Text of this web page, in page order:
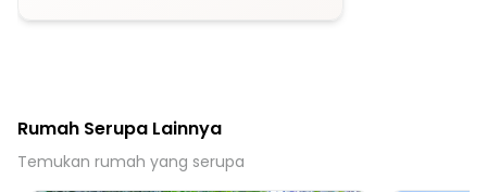
Rumah Serupa Lainnya
Temukan rumah yang serupa